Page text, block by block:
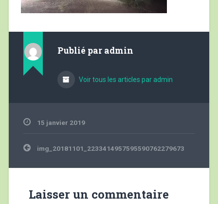
Publié par admin
Voir tous les articles par admin
15 janvier 2019
Navigation
de
img_20181101_2233414957595590762279673
Laisser un commentaire